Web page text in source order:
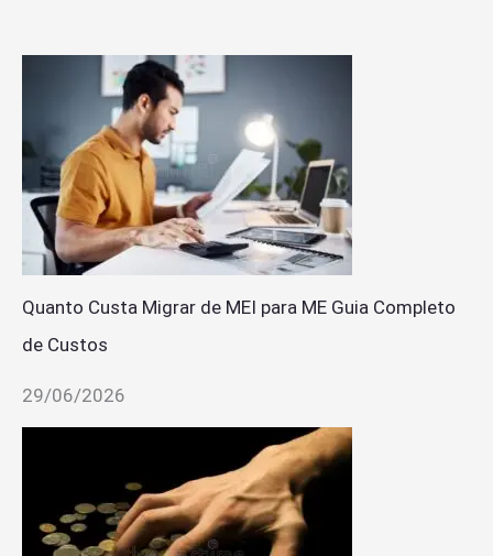
Quanto Custa Migrar de MEI para ME Guia Completo
de Custos
29/06/2026